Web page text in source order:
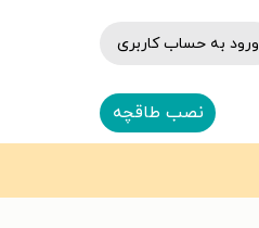
ورود به حساب کاربری
نصب طاقچه